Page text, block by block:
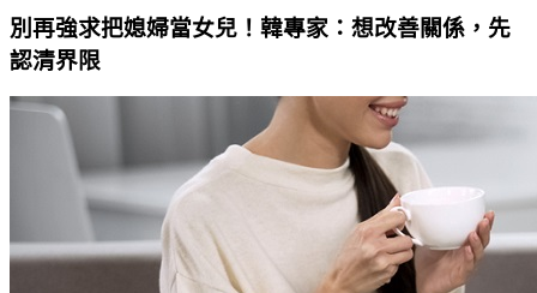
別再強求把媳婦當女兒！韓專家：想改善關係，先
認清界限